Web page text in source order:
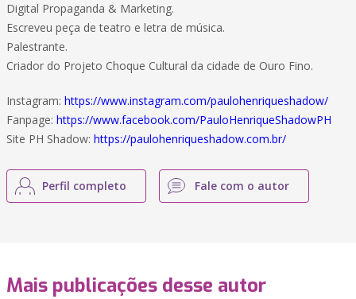
Digital Propaganda & Marketing.
Escreveu peça de teatro e letra de música.
Palestrante.
Criador do Projeto Choque Cultural da cidade de Ouro Fino.
Instagram: https://www.instagram.com/paulohenriqueshadow/
Fanpage: https://www.facebook.com/PauloHenriqueShadowPH
Site PH Shadow: https://paulohenriqueshadow.com.br/
Perfil completo Fale com o autor
Mais publicações desse autor